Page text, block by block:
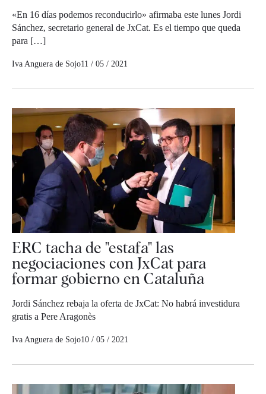
«En 16 días podemos reconducirlo» afirmaba este lunes Jordi
Sánchez, secretario general de JxCat. Es el tiempo que queda
para […]
Iva Anguera de Sojo11 / 05 / 2021
ERC tacha de "estafa" las
negociaciones con JxCat para
formar gobierno en Cataluña
Jordi Sánchez rebaja la oferta de JxCat: No habrá investidura
gratis a Pere Aragonès
Iva Anguera de Sojo10 / 05 / 2021